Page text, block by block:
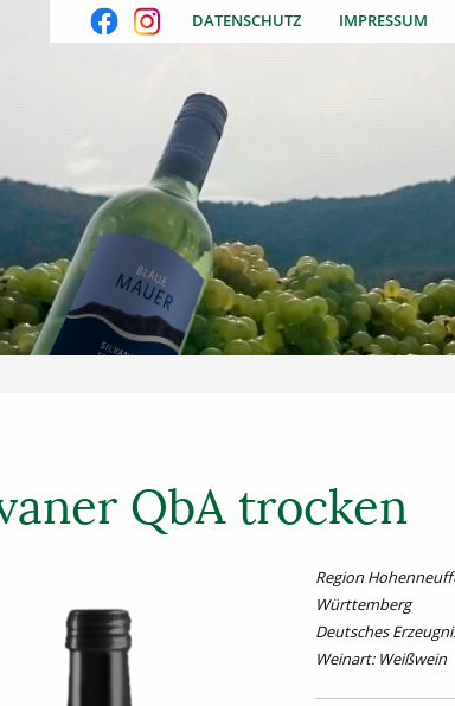
DATENSCHUTZ IMPRESSUM
QbA trocken
Region
Württemberg
Deutsches
Weinart: Weißwein